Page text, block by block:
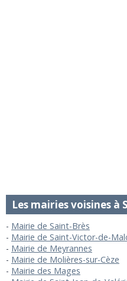
Les mairies voisines
Mairie de Saint-Brès
Mairie de Saint-Victor-de-
Mairie de Meyrannes
Mairie de Molières-sur-Cèze
Mairie des Mages